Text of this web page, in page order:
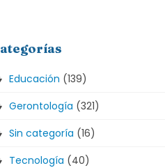
Educación (139)
Gerontología (321)
Sin categoría (16)
Tecnología (40)